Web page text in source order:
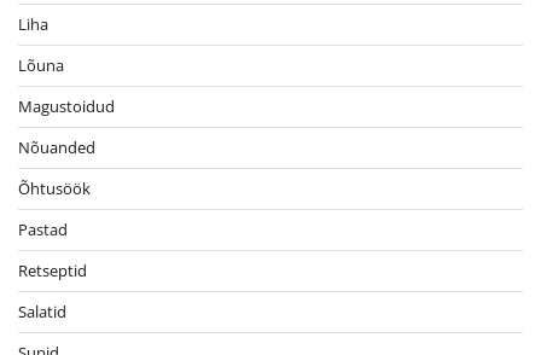
Liha
Lõuna
Magustoidud
Nõuanded
Õhtusöök
Pastad
Retseptid
Salatid